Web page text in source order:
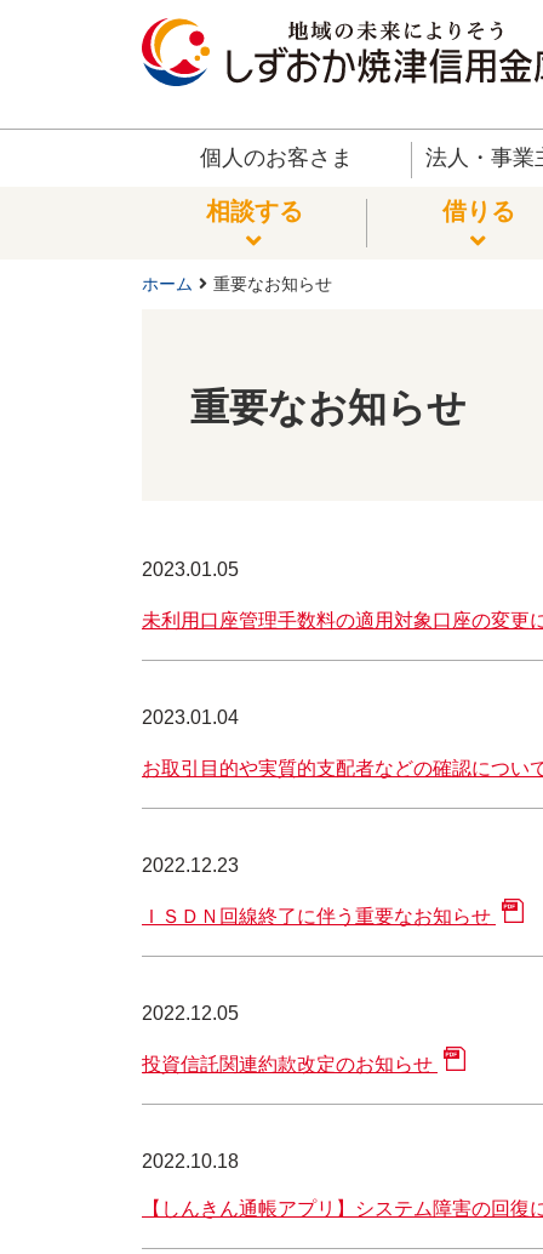
個人のお客さま
相談する 借りる
サービス
法人・事業
ホーム 重要なお知らせ
重要なお知らせ
2023.01.05
未利用口座管理手数料の適用対象口座の変更
2023.01.04
お取引目的や実質的支配者などの確認につい
2022.12.23
ＩＳＤＮ回線終了に伴う重要なお知らせ
2022.12.05
投資信託関連約款改定のお知らせ
2022.10.18
【しんきん通帳アプリ】システム障害の回復